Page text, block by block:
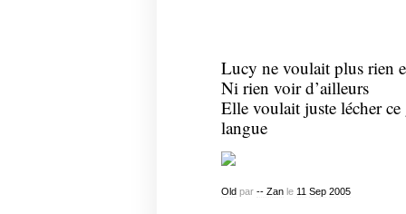
Lucy ne voulait plus rien
Ni rien voir d’ailleurs
Elle voulait juste lécher ce
langue
Old par -- Zanle 11 Sep 2005